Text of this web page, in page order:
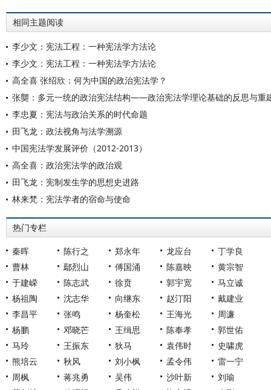
相同主题阅读
李少文：宪法工程：一种宪法学方法论
李少文：宪法工程：一种宪法学方法论
高全喜 张绍欣：何为中国的政治宪法学？
张龑：多元一统的政治宪法结构——政治宪法学理论基础的反思与重
李忠夏：宪法与政治关系的时代命题
田飞龙：政法视角与法学溯源
中国宪法学发展评价（2012-2013）
高全喜：政治宪法学的政治观
田飞龙：宪制发生学的思想史进路
林来梵：宪法学者的宿命与使命
热门专栏
秦晖 陈行之 郑永年 龙应台
丁学良
曹林
鄢烈山 傅国涌 陈嘉映
黄宗智
于建嵘
陈志武 徐贲 郭宇宽
马立诚
杨祖陶
沈志华 向继东 赵汀阳
戴建业
李昌平
张鸣 杨奎松 王海光
周濂
杨鹏
邓晓芒 王缉思 陈奉孝
郭世佑
马玲
王振东 狄马 袁伟时
史啸虎
熊培云
秋风 刘小枫 孟令伟
雷一宁
周枫
蒋兆勇 吴伟 沙叶新
刘瑜